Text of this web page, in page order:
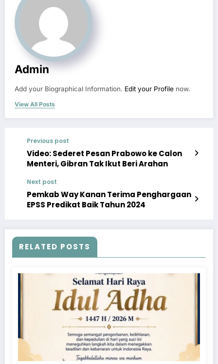
Admin
Add your Biographical Information. Edit your Profile now.
View All Posts
Previous post
Video: Sederet Pesan Prabowo ke Calon
Menteri, Gibran Tak Ikut Beri Arahan
Next post
Pemkab Way Kanan Terima Penghargaan
EPSS Predikat Baik Tahun 2024
RELATED POSTS